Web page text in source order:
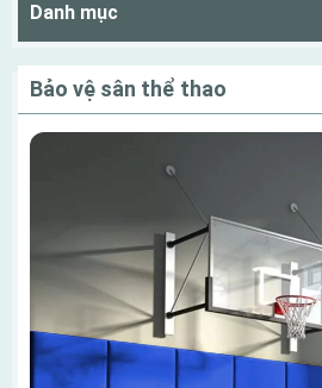
Danh mục
Bảo vệ sân thể thao